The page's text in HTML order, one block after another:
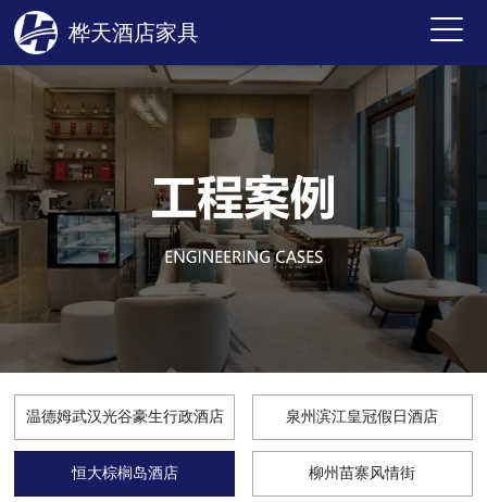
桦天酒店家具
温德姆武汉光谷豪生行政酒店 泉州滨江皇冠假日酒店
恒大棕榈岛酒店 柳州苗寨风情街